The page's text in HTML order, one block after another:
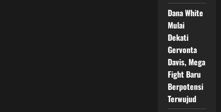
Dana White
Mulai
Dekati
Gervonta
Davis, Mega
Fight Baru
Berpotensi
Terwujud